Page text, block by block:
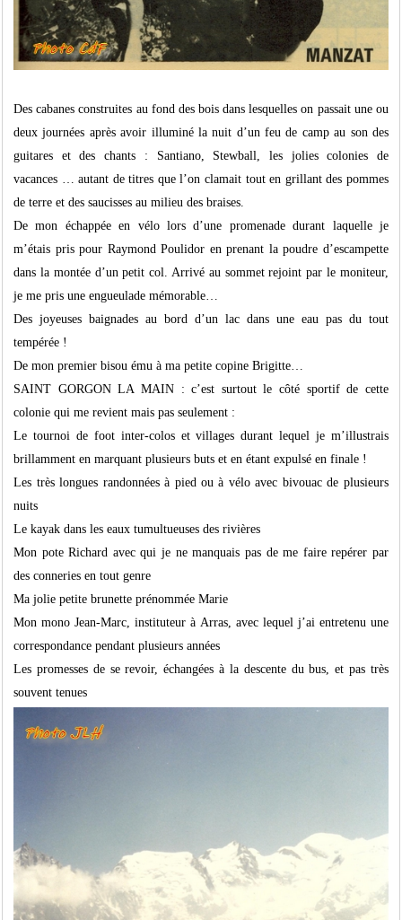
Des cabanes construites au fond des bois dans lesquelles on passait une ou
deux journées après avoir illuminé la nuit d’un feu de camp au son des
guitares et des chants : Santiano, Stewball, les jolies colonies de
vacances … autant de titres que l’on clamait tout en grillant des pommes
de terre et des saucisses au milieu des braises.
De mon échappée en vélo lors d’une promenade durant laquelle je
m’étais pris pour Raymond Poulidor en prenant la poudre d’escampette
dans la montée d’un petit col. Arrivé au sommet rejoint par le moniteur,
je me pris une engueulade mémorable…
Des joyeuses baignades au bord d’un lac dans une eau pas du tout
tempérée !
De mon premier bisou ému à ma petite copine Brigitte…
SAINT GORGON LA MAIN : c’est surtout le côté sportif de cette
colonie qui me revient mais pas seulement :
Le tournoi de foot inter-colos et villages durant lequel je m’illustrais
brillamment en marquant plusieurs buts et en étant expulsé en finale !
Les très longues randonnées à pied ou à vélo avec bivouac de plusieurs
nuits
Le kayak dans les eaux tumultueuses des rivières
Mon pote Richard avec qui je ne manquais pas de me faire repérer par
des conneries en tout genre
Ma jolie petite brunette prénommée Marie
Mon mono Jean-Marc, instituteur à Arras, avec lequel j’ai entretenu une
correspondance pendant plusieurs années
Les promesses de se revoir, échangées à la descente du bus, et pas très
souvent tenues